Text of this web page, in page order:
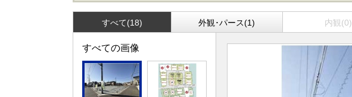
すべて(18) 外観･パース(1) 内観(0)
すべての画像
神奈川全域エリアの土地
沖縄全域エリアの土地